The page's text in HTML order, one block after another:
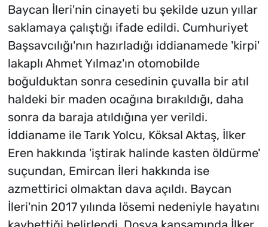
Baycan İleri'nin cinayeti bu şekilde uzun yıllar
saklamaya çalıştığı ifade edildi. Cumhuriyet
Başsavcılığı'nın hazırladığı iddianamede 'kirpi'
lakaplı Ahmet Yılmaz'ın otomobilde
boğulduktan sonra cesedinin çuvalla bir atıl
haldeki bir maden ocağına bırakıldığı, daha
sonra da baraja atıldığına yer verildi.
İddianame ile Tarık Yolcu, Köksal Aktaş, İlker
Eren hakkında 'iştirak halinde kasten öldürme'
suçundan, Emircan İleri hakkında ise
azmettirici olmaktan dava açıldı. Baycan
İleri'nin 2017 yılında lösemi nedeniyle hayatını